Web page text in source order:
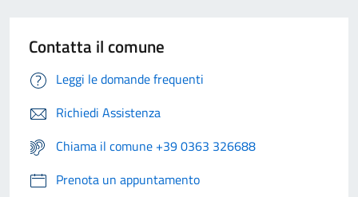
Contatta il comune
Leggi le domande frequenti
Richiedi Assistenza
Chiama il comune +39 0363 326688
Prenota un appuntamento